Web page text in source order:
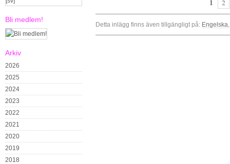
Bli medlem!
Arkiv
2026
2025
2024
2023
2022
2021
2020
2019
2018
1 2
Detta inlägg finns även tillgängligt på: Engelska